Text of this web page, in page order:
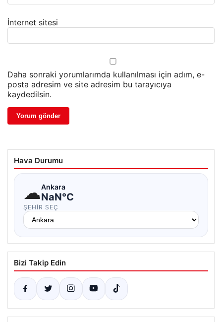
İnternet sitesi
Daha sonraki yorumlarımda kullanılması için adım, e-
posta adresim ve site adresim bu tarayıcıya
kaydedilsin.
Hava Durumu
☁Ankara
NaN°C
ŞEHIR SEÇ
Bizi Takip Edin